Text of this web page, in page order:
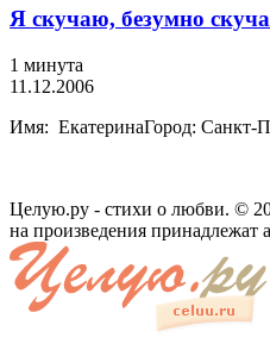
Я скучаю, безумно
1 минута
11.12.2006
Имя: ЕкатеринаГород: Санкт-
Целую.ру - стихи о любви. ©
на произведения принадлежат